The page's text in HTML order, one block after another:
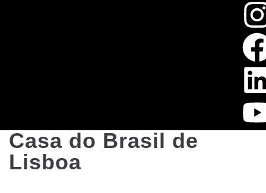
Casa do Brasil de
Lisboa